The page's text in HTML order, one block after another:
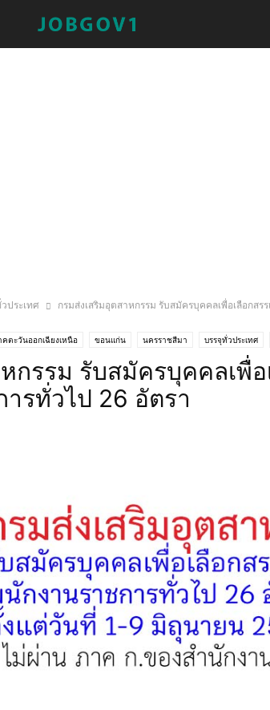
ประเทศ
กรมส่งเสริมอุตสาหกรรม รับสมัครบุคคลเพื่อเลือกสร
คตะวันออกเฉียงเหนือ ขอนแก่น นครราชสีมา บรรจุทั่วประเทศ
กรรม รับสมัครบุคคลเพื่อ
รทั่วไป 26 อัตรา